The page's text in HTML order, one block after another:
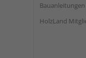
Bauanleitungen
HolzLand